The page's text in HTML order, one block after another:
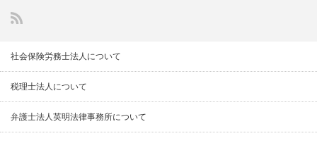
社会保険労務士法人について
税理士法人について
弁護士法人英明法律事務所について